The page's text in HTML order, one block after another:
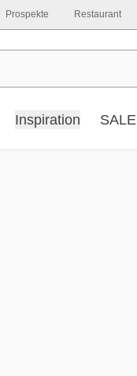
Inspiration SALE
Prospekte Restaurant